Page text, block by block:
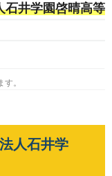
井学園啓晴高等
。
人石井学